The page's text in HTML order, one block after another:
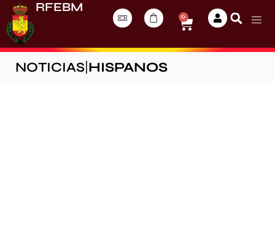
RFEBM
0
NOTICIAS HISPANOS